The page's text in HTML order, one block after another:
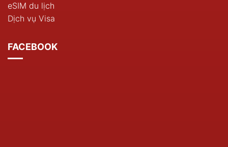
eSIM du lịch
Dịch vụ Visa
FACEBOOK